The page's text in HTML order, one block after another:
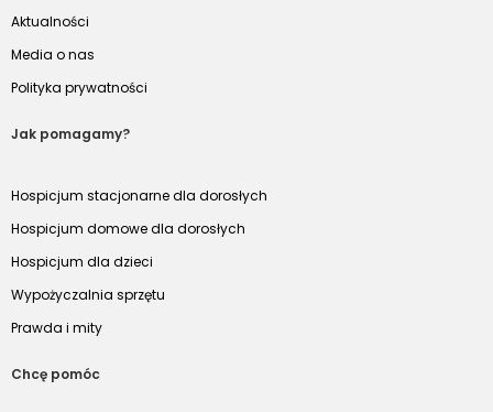
Aktualności
Media o nas
Polityka prywatności
Jak pomagamy?
Hospicjum stacjonarne dla dorosłych
Hospicjum domowe dla dorosłych
Hospicjum dla dzieci
Wypożyczalnia sprzętu
Prawda i mity
Chcę pomóc